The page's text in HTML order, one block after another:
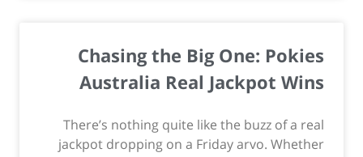
Chasing the Big One: Pokies
Australia Real Jackpot Wins
There’s nothing quite like the buzz of a real
jackpot dropping on a Friday arvo. Whether